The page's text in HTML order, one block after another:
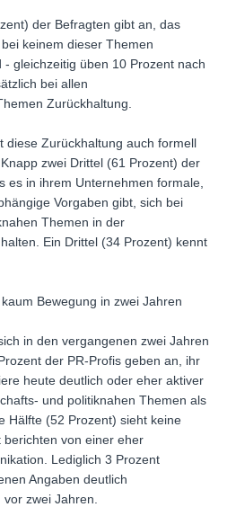
der Befragten gibt an, das
keinem dieser Themen
gleichzeitig üben 10 Prozent nach
bei allen
Zurückhaltung.
diese Zurückhaltung auch formell
zwei Drittel (61 Prozent) der
es in ihrem Unternehmen formale,
Vorgaben gibt, sich bei
Themen in der
Ein Drittel (34 Prozent) kennt
Bewegung in zwei Jahren
in den vergangenen zwei Jahren
der PR-Profis geben an, ihr
heute deutlich oder eher aktiver
und politiknahen Themen als
Hälfte (52 Prozent) sieht keine
von einer eher
Lediglich 3 Prozent
Angaben deutlich
zwei Jahren.